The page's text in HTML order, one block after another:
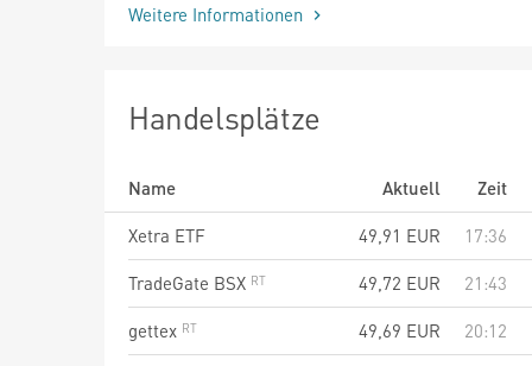
Weitere Informationen
Handelsplätze
Name Aktuell
Zeit
Xetra ETF
49,91 EUR
17:36
TradeGate BSX
49,72 EUR
21:43
gettex
49,69 EUR
20:12